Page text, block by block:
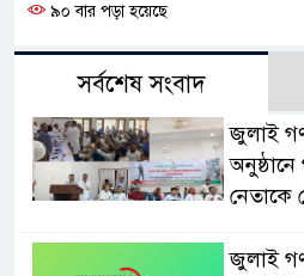
৯০ বার পড়া হয়েছে
সর্বশেষ সংবাদ
জুলাই
নেতাকে
জুলাই